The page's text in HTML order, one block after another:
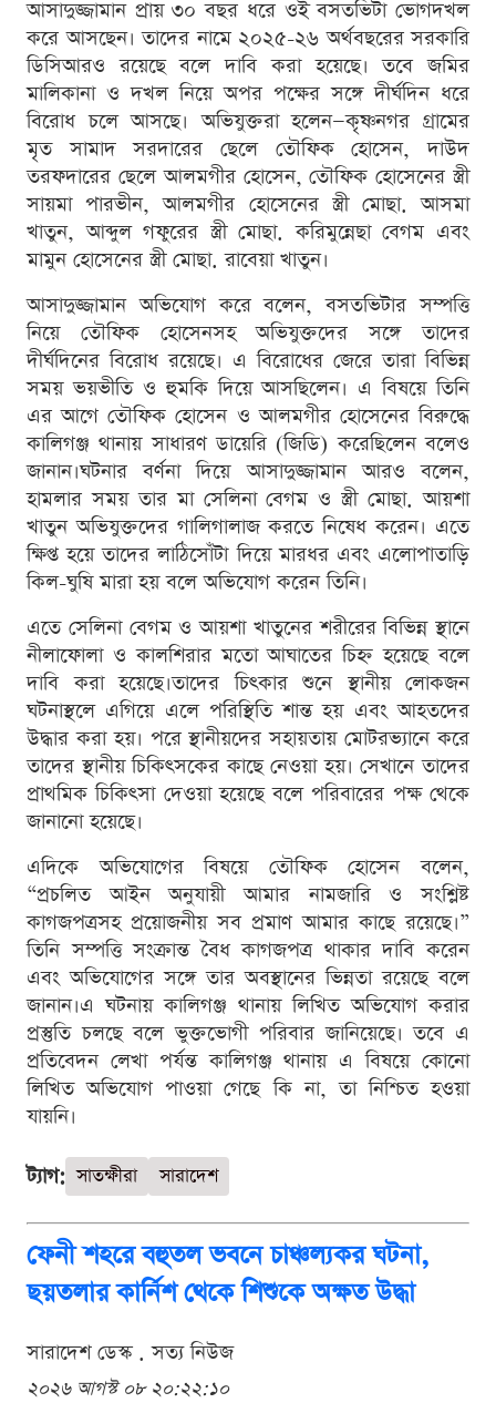
আসাদুজ্জামান প্রায় ৩০ বছর ধরে ওই বসতভিটা ভোগদখল
করে আসছেন। তাদের নামে ২০২৫-২৬ অর্থবছরের সরকারি
ডিসিআরও রয়েছে বলে দাবি করা হয়েছে। তবে জমির
মালিকানা ও দখল নিয়ে অপর পক্ষের সঙ্গে দীর্ঘদিন ধরে
বিরোধ চলে আসছে। অভিযুক্তরা হলেন—কৃষ্ণনগর গ্রামের
মৃত সামাদ সরদারের ছেলে তৌফিক হোসেন, দাউদ
তরফদারের ছেলে আলমগীর হোসেন, তৌফিক হোসেনের স্ত্রী
সায়মা পারভীন, আলমগীর হোসেনের স্ত্রী মোছা. আসমা
খাতুন, আব্দুল গফুরের স্ত্রী মোছা. করিমুন্নেছা বেগম এবং
মামুন হোসেনের স্ত্রী মোছা. রাবেয়া খাতুন।
আসাদুজ্জামান অভিযোগ করে বলেন, বসতভিটার সম্পত্তি
নিয়ে তৌফিক হোসেনসহ অভিযুক্তদের সঙ্গে তাদের
দীর্ঘদিনের বিরোধ রয়েছে। এ বিরোধের জেরে তারা বিভিন্ন
সময় ভয়ভীতি ও হুমকি দিয়ে আসছিলেন। এ বিষয়ে তিনি
এর আগে তৌফিক হোসেন ও আলমগীর হোসেনের বিরুদ্ধে
কালিগঞ্জ থানায় সাধারণ ডায়েরি (জিডি) করেছিলেন বলেও
জানান।ঘটনার বর্ণনা দিয়ে আসাদুজ্জামান আরও বলেন,
হামলার সময় তার মা সেলিনা বেগম ও স্ত্রী মোছা. আয়শা
খাতুন অভিযুক্তদের গালিগালাজ করতে নিষেধ করেন। এতে
ক্ষিপ্ত হয়ে তাদের লাঠিসোঁটা দিয়ে মারধর এবং এলোপাতাড়ি
কিল-ঘুষি মারা হয় বলে অভিযোগ করেন তিনি।
এতে সেলিনা বেগম ও আয়শা খাতুনের শরীরের বিভিন্ন স্থানে
নীলাফোলা ও কালশিরার মতো আঘাতের চিহ্ন হয়েছে বলে
দাবি করা হয়েছে।তাদের চিৎকার শুনে স্থানীয় লোকজন
ঘটনাস্থলে এগিয়ে এলে পরিস্থিতি শান্ত হয় এবং আহতদের
উদ্ধার করা হয়। পরে স্থানীয়দের সহায়তায় মোটরভ্যানে করে
তাদের স্থানীয় চিকিৎসকের কাছে নেওয়া হয়। সেখানে তাদের
প্রাথমিক চিকিৎসা দেওয়া হয়েছে বলে পরিবারের পক্ষ থেকে
জানানো হয়েছে।
এদিকে অভিযোগের বিষয়ে তৌফিক হোসেন বলেন,
“প্রচলিত আইন অনুযায়ী আমার নামজারি ও সংশ্লিষ্ট
কাগজপত্রসহ প্রয়োজনীয় সব প্রমাণ আমার কাছে রয়েছে।”
তিনি সম্পত্তি সংক্রান্ত বৈধ কাগজপত্র থাকার দাবি করেন
এবং অভিযোগের সঙ্গে তার অবস্থানের ভিন্নতা রয়েছে বলে
জানান।এ ঘটনায় কালিগঞ্জ থানায় লিখিত অভিযোগ করার
প্রস্তুতি চলছে বলে ভুক্তভোগী পরিবার জানিয়েছে। তবে এ
প্রতিবেদন লেখা পর্যন্ত কালিগঞ্জ থানায় এ বিষয়ে কোনো
লিখিত অভিযোগ পাওয়া গেছে কি না, তা নিশ্চিত হওয়া
যায়নি।
ট্যাগ: সাতক্ষীরা সারাদেশ
ফেনী শহরে বহুতল ভবনে চাঞ্চল্যকর ঘটনা,
ছয়তলার কার্নিশ থেকে শিশুকে অক্ষত উদ্ধা
সারাদেশ ডেস্ক . সত্য নিউজ
২০২৬ আগস্ট ০৮ ২০:২২:১০